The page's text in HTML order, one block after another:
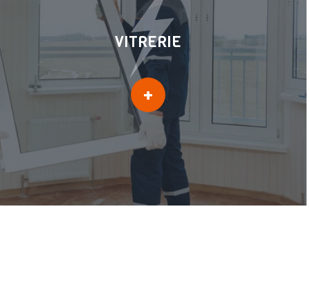
VITRERIE
Dépannage vitrerie
Réparation vitrerie
Menuiserie PVC
Remplacement vitrage
+